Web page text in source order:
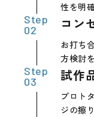
性を明
コン
お打ち
方検討
試作
プロト
ジの擦